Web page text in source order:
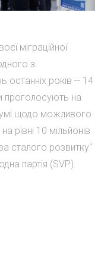
міграційної
з
останніх років -- 14
проголосують на
щодо можливого
рівні 10 мільйонів
сталого розвитку"
партія (SVP).